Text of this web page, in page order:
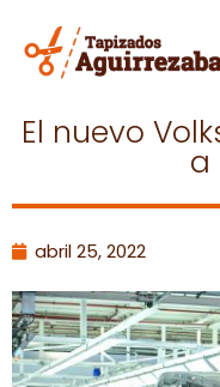
El nuevo
a
abril 25, 2022